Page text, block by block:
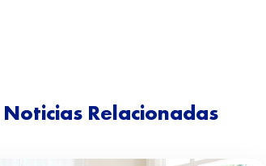
Noticias Relacionadas